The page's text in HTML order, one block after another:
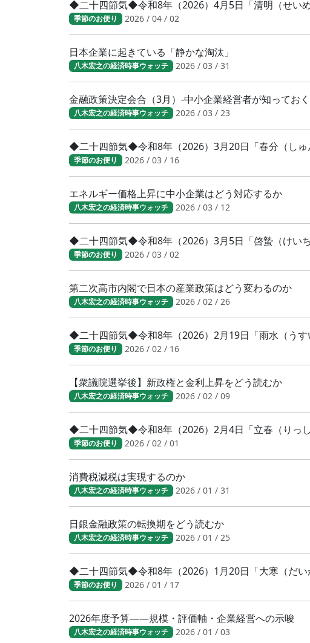
◆二十四節気◆令和8年（2026）4月5日「清明（せい
季節のお便り 2026 / 04 / 02
日本企業に起きている「静かな淘汰」
八木宏之の経済時事ウォッチ 2026 / 03 / 31
金融政策決定会合（3月）-中小企業経営者が知ってお
八木宏之の経済時事ウォッチ 2026 / 03 / 23
◆二十四節気◆令和8年（2026）3月20日「春分（し
季節のお便り 2026 / 03 / 16
エネルギー価格上昇に中小企業はどう対応するか
八木宏之の経済時事ウォッチ 2026 / 03 / 12
◆二十四節気◆令和8年（2026）3月5日「啓蟄（けい
季節のお便り 2026 / 03 / 02
第二次高市内閣で日本の産業政策はどう変わるのか
八木宏之の経済時事ウォッチ 2026 / 02 / 26
◆二十四節気◆令和8年（2026）2月19日「雨水（う
季節のお便り 2026 / 02 / 16
【衆議院選挙後】新政権と金利上昇をどう読むか
八木宏之の経済時事ウォッチ 2026 / 02 / 09
◆二十四節気◆令和8年（2026）2月4日「立春（りっ
季節のお便り 2026 / 02 / 01
消費税減税は実現するのか
八木宏之の経済時事ウォッチ 2026 / 01 / 31
日銀金融政策の転換期をどう読むか
八木宏之の経済時事ウォッチ 2026 / 01 / 25
◆二十四節気◆令和8年（2026）1月20日「大寒（だ
季節のお便り 2026 / 01 / 17
2026年度予算――規模・評価軸・企業経営への示唆
八木宏之の経済時事ウォッチ 2026 / 01 / 03